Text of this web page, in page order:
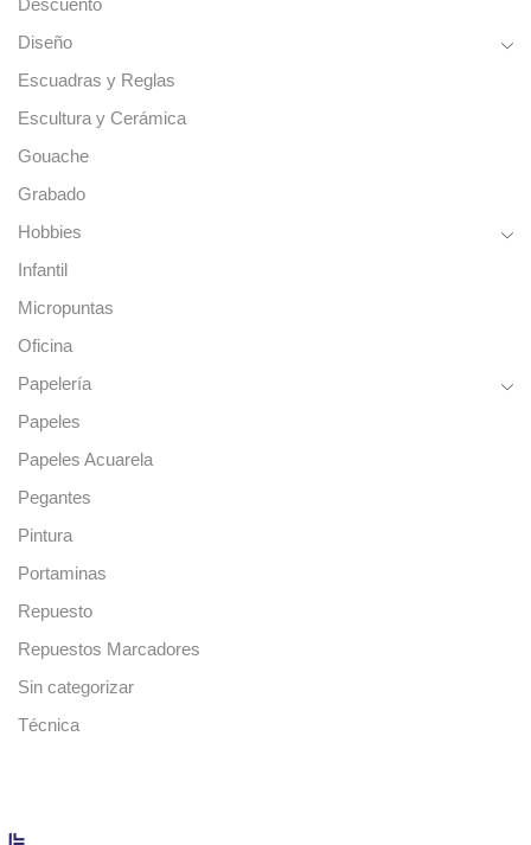
Descuento
Diseño
Escuadras y Reglas
Escultura y Cerámica
Gouache
Grabado
Hobbies
Infantil
Micropuntas
Oficina
Papelería
Papeles
Papeles Acuarela
Pegantes
Pintura
Portaminas
Repuesto
Repuestos Marcadores
Sin categorizar
Técnica